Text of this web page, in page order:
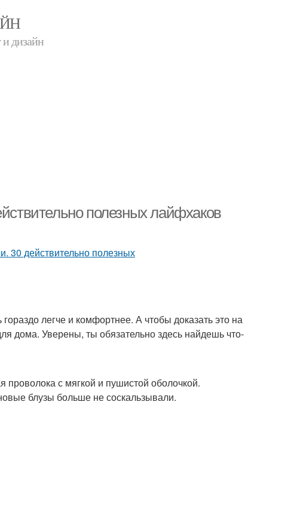
дизайн
полезных лайфхаков
легче и комфортнее. А чтобы доказать это на
дома. Уверены, ты обязательно здесь найдешь что-
с мягкой и пушистой оболочкой.
блузы больше не соскальзывали.